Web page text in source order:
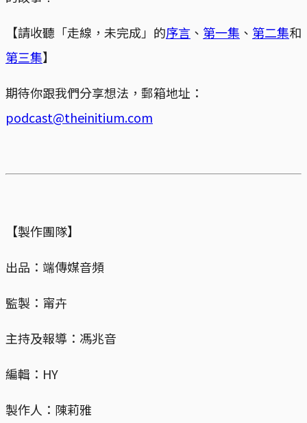
【請收聽「走線，未完成」的序言 、 第一集 、 第二集和
第三集】
期待你跟我們分享想法，郵箱地址：
podcast@theinitium.com
【製作團隊】
出品：端傳媒音頻
監製：甯卉
主持及報導：馮兆音
編輯：HY
製作人：陳莉雅